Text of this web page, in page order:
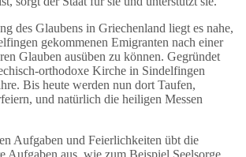
des Glaubens in Griechenland liegt es nahe,
gekommenen Emigranten nach einer
Glauben ausüben zu können. Gegründet
orthodoxe Kirche in Sindelfingen
Bis heute werden nun dort Taufen,
und natürlich die heiligen Messen
Aufgaben und Feierlichkeiten übt die
Aufgaben aus, wie zum Beispiel Seelsorge,